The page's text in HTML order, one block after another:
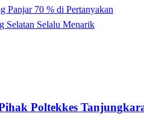
Panjar 70 % di Pertanyakan
Selatan Selalu Menarik
Poltekkes